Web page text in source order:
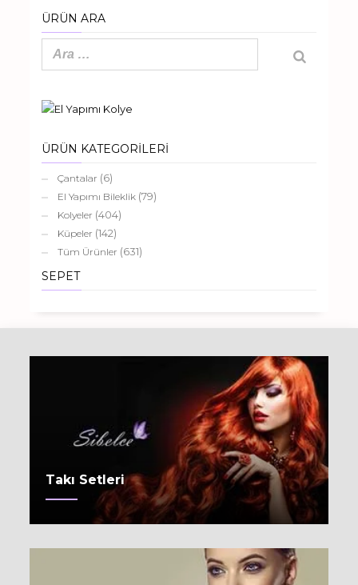
ÜRÜN ARA
ÜRÜN KATEGORİLERİ
Çantalar (6)
El Yapımı Bileklik (79)
Kolyeler (404)
Küpeler (142)
Tüm Ürünler (631)
SEPET
Takı Setleri